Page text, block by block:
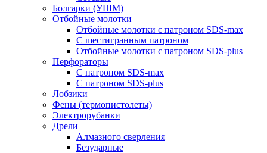
Болгарки (УШМ)
Отбойные молотки
Отбойные молотки с патроном SDS-max
С шестигранным патроном
Отбойные молотки с патроном SDS-plus
Перфораторы
С патроном SDS-max
С патроном SDS-plus
Лобзики
Фены (термопистолеты)
Электрорубанки
Дрели
Алмазного сверления
Безударные